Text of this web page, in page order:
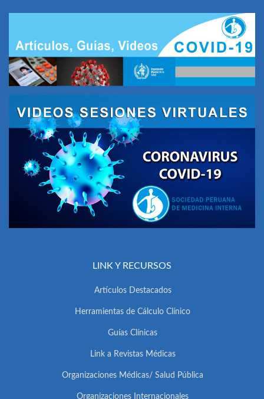
LINK Y RECURSOS
Artículos Destacados
Herramientas de Cálculo Clínico
Guías Clínicas
Link a Revistas Médicas
Organizaciones Médicas/ Salud Pública
Organizaciones Internacionales